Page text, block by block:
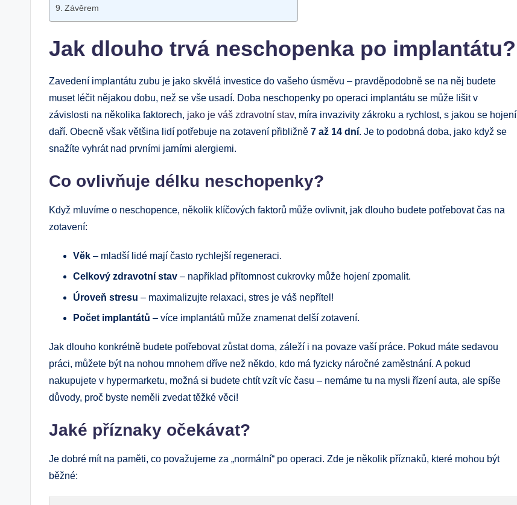
Závěrem
Jak dlouho trvá neschopenka po implantátu?
Zavedení implantátu zubu je jako skvělá investice do vašeho úsměvu – pravděpodobně se na něj budete
muset léčit nějakou dobu, než se vše usadí. Doba neschopenky po operaci implantátu se může lišit v
závislosti na několika faktorech, jako je váš zdravotní stav, míra invazivity zákroku a rychlost, s jakou se hojení
daří. Obecně však většina lidí potřebuje na zotavení přibližně 7 až 14 dní. Je to podobná doba, jako když se
snažíte vyhrát nad prvními jarními alergiemi.
Co ovlivňuje délku neschopenky?
Když mluvíme o neschopence, několik klíčových faktorů může ovlivnit, jak dlouho budete potřebovat čas na
zotavení:
Věk – mladší lidé mají často rychlejší regeneraci.
Celkový zdravotní stav – například přítomnost cukrovky může hojení zpomalit.
Úroveň stresu – maximalizujte relaxaci, stres je váš nepřítel!
Počet implantátů – více implantátů může znamenat delší zotavení.
Jak dlouho konkrétně budete potřebovat zůstat doma, záleží i na povaze vaší práce. Pokud máte sedavou
práci, můžete být na nohou mnohem dříve než někdo, kdo má fyzicky náročné zaměstnání. A pokud
nakupujete v hypermarketu, možná si budete chtít vzít víc času – nemáme tu na mysli řízení auta, ale spíše
důvody, proč byste neměli zvedat těžké věci!
Jaké příznaky očekávat?
Je dobré mít na paměti, co považujeme za „normální“ po operaci. Zde je několik příznaků, které mohou být
běžné: